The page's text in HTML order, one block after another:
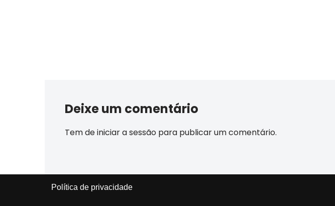
Deixe um comentário
Tem deiniciar a sessão para publicar um comentário.
Política de privacidade